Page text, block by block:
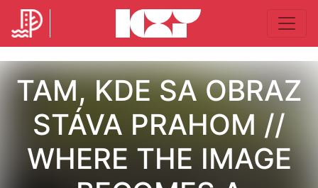
TAM, KDE SA OBRAZ
STÁVA PRAHOM //
WHERE THE IMAGE